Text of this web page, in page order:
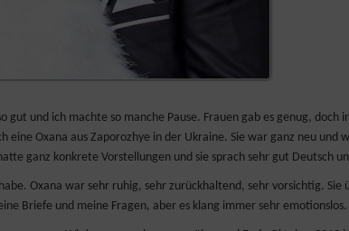
und ich machte so manche Pause. Frauen gab es genug, doch
Oxana aus Zaporozhye in der Ukraine. Sie war ganz neu und
ganz konkrete Vorstellungen und sie sprach sehr gut Deutsch
Oxana war sehr ruhig, sehr zurückhaltend, sehr vorsichtig. Sie
Briefe und meine Fragen, aber es klang immer sehr emotionslos.